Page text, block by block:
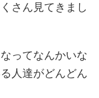
さん見てきまし
ってなんかいな
人達がどんどん